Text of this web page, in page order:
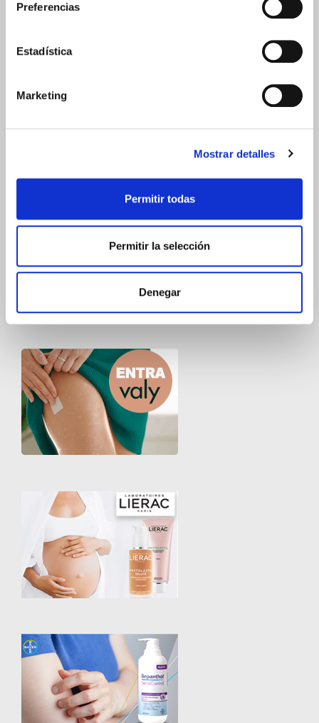
Preferencias
Estadística
Marketing
Mostrar detalles
Permitir todas
Permitir la selección
Denegar